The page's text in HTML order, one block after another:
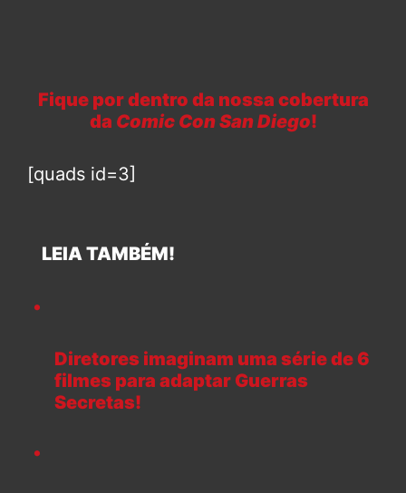
Fique por dentro da nossa cobertura
da Comic Con San Diego!
[quads id=3]
LEIA TAMBÉM!
Diretores imaginam uma série de 6
filmes para adaptar Guerras
Secretas!